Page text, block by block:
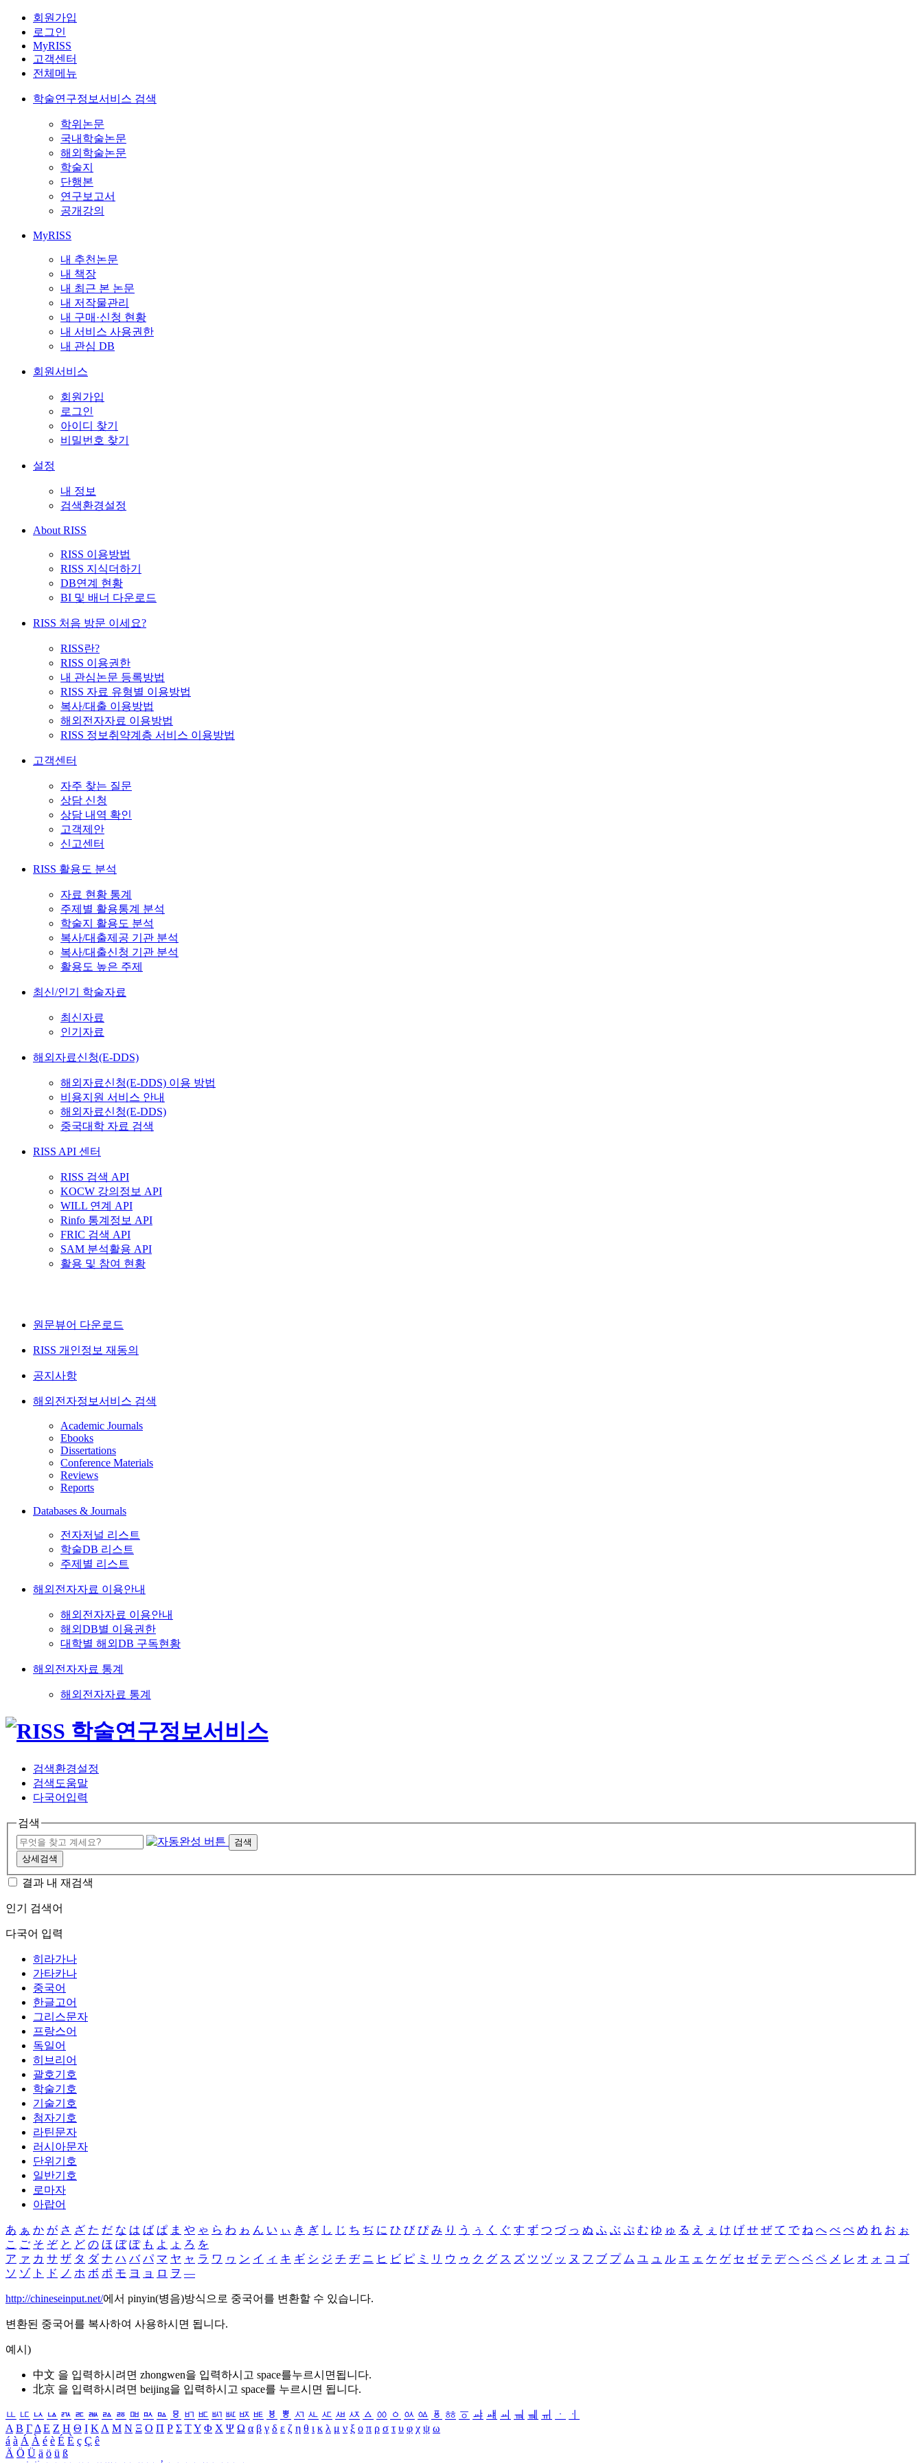
회원가입
로그인
MyRISS
고객센터
전체메뉴
학술연구정보서비스 검색
학위논문
국내학술논문
해외학술논문
학술지
단행본
연구보고서
공개강의
MyRISS
내 추천논문
내 책장
내 최근 본 논문
내 저작물관리
내 구매·신청 현황
내 서비스 사용권한
내 관심 DB
회원서비스
회원가입
로그인
아이디 찾기
비밀번호 찾기
설정
내 정보
검색환경설정
About RISS
RISS 이용방법
RISS 지식더하기
DB연계 현황
BI 및 배너 다운로드
RISS 처음 방문 이세요?
RISS란?
RISS 이용권한
내 관심논문 등록방법
RISS 자료 유형별 이용방법
복사/대출 이용방법
해외전자자료 이용방법
RISS 정보취약계층 서비스 이용방법
고객센터
자주 찾는 질문
상담 신청
상담 내역 확인
고객제안
신고센터
RISS 활용도 분석
자료 현황 통계
주제별 활용통계 분석
학술지 활용도 분석
복사/대출제공 기관 분석
복사/대출신청 기관 분석
활용도 높은 주제
최신/인기 학술자료
최신자료
인기자료
해외자료신청(E-DDS)
해외자료신청(E-DDS) 이용 방법
비용지원 서비스 안내
해외자료신청(E-DDS)
중국대학 자료 검색
RISS API 센터
RISS 검색 API
KOCW 강의정보 API
WILL 연계 API
Rinfo 통계정보 API
FRIC 검색 API
SAM 분석활용 API
활용 및 참여 현황
원문뷰어 다운로드
RISS 개인정보 재동의
공지사항
해외전자정보서비스 검색
Academic Journals
Ebooks
Dissertations
Conference Materials
Reviews
Reports
Databases & Journals
전자저널 리스트
학술DB 리스트
주제별 리스트
해외전자자료 이용안내
해외전자자료 이용안내
해외DB별 이용권한
대학별 해외DB 구독현황
해외전자자료 통계
해외전자자료 통계
검색환경설정
검색도움말
다국어입력
검색
검색
상세검색
결과 내 재검색
인기 검색어
다국어 입력
히라가나
가타카나
중국어
한글고어
그리스문자
프랑스어
독일어
히브리어
괄호기호
학술기호
기술기호
첨자기호
라틴문자
러시아문자
단위기호
일반기호
로마자
아랍어
あ ぁ か が さ ざ た だ な は ば ぱ ま や ゃ ら わ ゎ ん い ぃ き ぎ し じ ち ぢ に ひ び ぴ み り う ぅ く ぐ す ず つ づ っ ぬ ふ ぶ ぷ む ゆ ゅ る え ぇ け げ せ ぜ て で ね へ べ ぺ め れ お ぉ
こ ご そ ぞ と ど の ほ ぼ ぽ も よ ょ ろ を
ア ァ カ サ ザ タ ダ ナ ハ バ パ マ ヤ ャ ラ ワ ヮ ン イ ィ キ ギ シ ジ チ ヂ ニ ヒ ビ ピ ミ リ ウ ゥ ク グ ス ズ ツ ヅ ッ ヌ フ ブ プ ム ユ ュ ル エ ェ ケ ゲ セ ゼ テ デ ヘ ベ ペ メ レ オ ォ コ ゴ
ソ ゾ ト ド ノ ホ ボ ポ モ ヨ ョ ロ ヲ ―
http://chineseinput.net/에서 pinyin(병음)방식으로 중국어를 변환할 수 있습니다.
변환된 중국어를 복사하여 사용하시면 됩니다.
예시)
中文 을 입력하시려면 zhongwen을 입력하시고 space를누르시면됩니다.
北京 을 입력하시려면 beijing을 입력하시고 space를 누르시면 됩니다.
ㅥ ㅦ ㅧ ㅨ ㅩ ㅪ ㅫ ㅬ ㅭ ㅮ ㅯ ㅰ ㅱ ㅲ ㅳ ㅴ ㅵ ㅶ ㅷ ㅸ ㅹ ㅺ ㅻ ㅼ ㅽ ㅾ ㅿ ㆀ ㆁ ㆂ ㆃ ㆄ ㆅ ㆆ ㆇ ㆈ ㆉ ㆊ ㆋ ㆌ ㆍ
ㆎ
Α Β ΓΔ Ε Ζ Η Θ Ι ΚΛ Μ Ν Ξ Ο Π Ρ Σ ΤΥ Φ Χ Ψ Ω α β γ δ ε ζ η θ ι κ λ μ ν ξ ο π ρ σ τ υ φ χ ψ ω
á à Á À é è É È ç Ç ê
Ä Ö Ü ä ö ü ß